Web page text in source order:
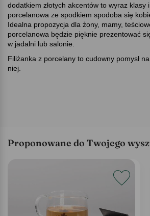
dodatkiem złotych akcentów to wyraz klasy
porcelanowa ze spodkiem spodoba się
Idealna propozycja dla żony, mamy,
porcelanowa będzie pięknie prezentować
w jadalni lub salonie.
Filiżanka z porcelany to cudowny pomysł
niej.
Proponowane do Twojego